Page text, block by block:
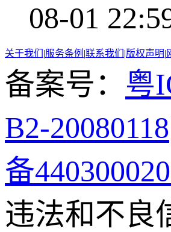
08-01
关于我们 |服务条例 |联系我们 |版权声明|
备案号： 粤
B2-20080118
备
违法和不良